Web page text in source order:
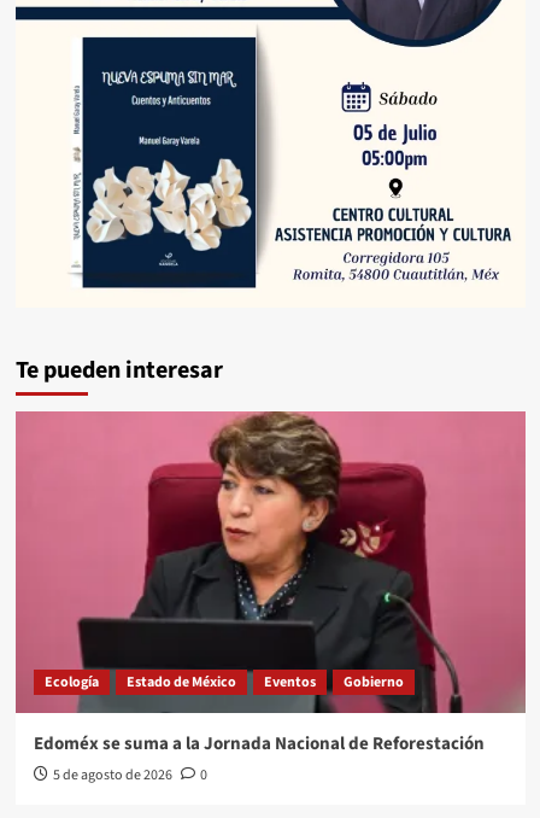
Te pueden interesar
Ecología Estado de México Eventos Gobierno
Edoméx se suma a la Jornada Nacional de Reforestación
5 de agosto de 2026 0